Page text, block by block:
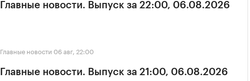
Главные новости. Выпуск за 22:00, 06.08.2026
Главные новости 06 авг, 22:00
Главные новости. Выпуск за 21:00, 06.08.2026